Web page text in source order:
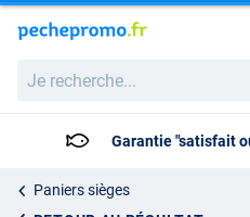
recherche...
Garantie "satisfait
Paniers sièges